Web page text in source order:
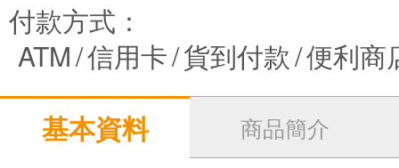
付款方式：
ATM/信用卡/貨到付款/便利商
基本資料
商品簡介